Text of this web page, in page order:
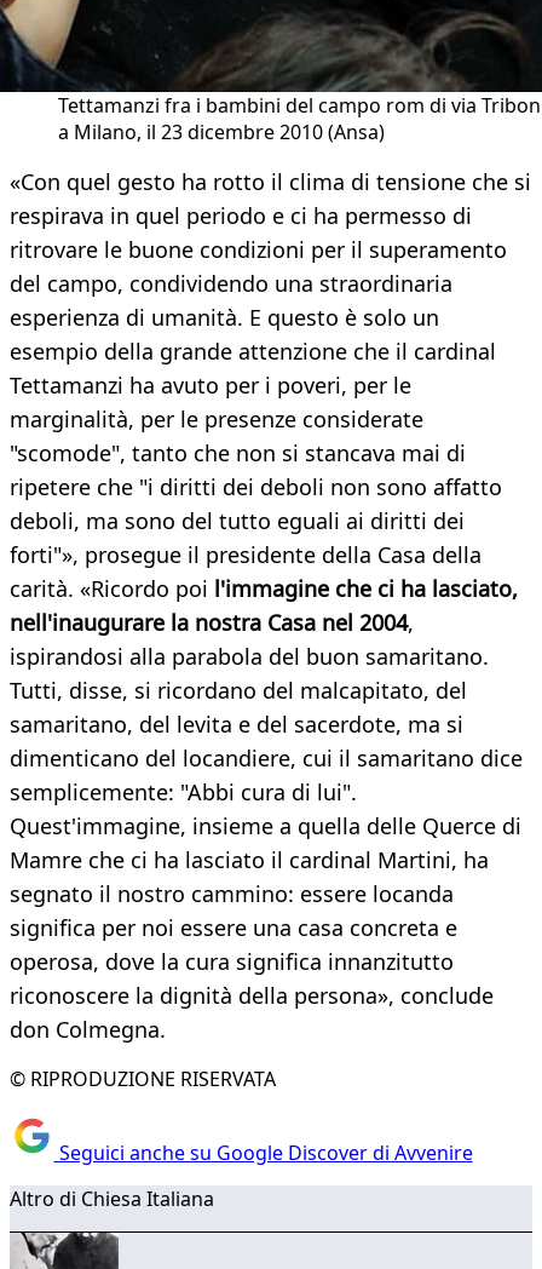
Tettamanzi fra i bambini del campo rom di via
a Milano, il 23 dicembre 2010 (Ansa)
«Con quel gesto ha rotto il clima di tensione che si
respirava in quel periodo e ci ha permesso di
ritrovare le buone condizioni per il superamento
del campo, condividendo una straordinaria
esperienza di umanità. E questo è solo un
esempio della grande attenzione che il cardinal
Tettamanzi ha avuto per i poveri, per le
marginalità, per le presenze considerate
"scomode", tanto che non si stancava mai di
ripetere che "i diritti dei deboli non sono affatto
deboli, ma sono del tutto eguali ai diritti dei
forti"», prosegue il presidente della Casa della
carità. «Ricordo poi l'immagine che ci ha lasciato,
nell'inaugurare la nostra Casa nel 2004,
ispirandosi alla parabola del buon samaritano.
Tutti, disse, si ricordano del malcapitato, del
samaritano, del levita e del sacerdote, ma si
dimenticano del locandiere, cui il samaritano dice
semplicemente: "Abbi cura di lui".
Quest'immagine, insieme a quella delle Querce di
Mamre che ci ha lasciato il cardinal Martini, ha
segnato il nostro cammino: essere locanda
significa per noi essere una casa concreta e
operosa, dove la cura significa innanzitutto
riconoscere la dignità della persona», conclude
don Colmegna.
© RIPRODUZIONE RISERVATA
Seguici anche su Google Discover di Avvenire
Altro di Chiesa Italiana